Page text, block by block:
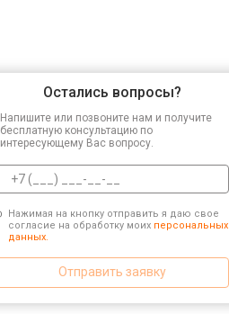
Остались вопросы?
Напишите или позвоните нам и получите
бесплатную консультацию по
интересующему Вас вопросу.
Нажимая на кнопку отправить я даю свое
согласие на обработку моих персональных
данных.
Отправить заявку